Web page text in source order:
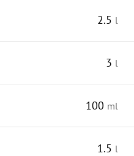
2.5 l
3 l
100 ml
1.5 l